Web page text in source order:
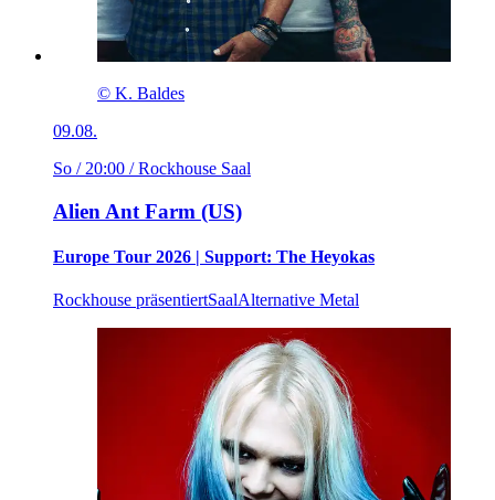
© K. Baldes
09.08.
So / 20:00 / Rockhouse Saal
Alien Ant Farm (US)
Europe Tour 2026 | Support: The Heyokas
Rockhouse präsentiertSaalAlternative Metal